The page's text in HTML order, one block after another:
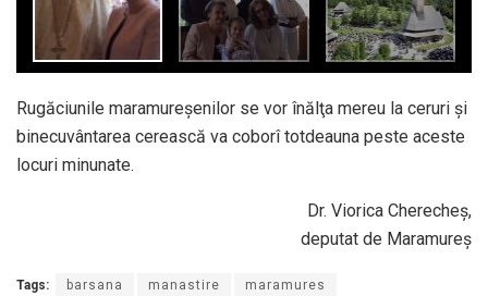
Rugăciunile maramureşenilor se vor înălţa mereu la ceruri şi
binecuvântarea cerească va coborî totdeauna peste aceste
locuri minunate.
Dr. Viorica Cherecheş,
deputat de Maramureş
Tags: barsana manastire maramures